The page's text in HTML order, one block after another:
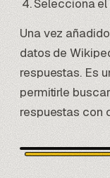
Selecciona
Una vez
datos de
respuestas. Es
permitirle
respuestas con